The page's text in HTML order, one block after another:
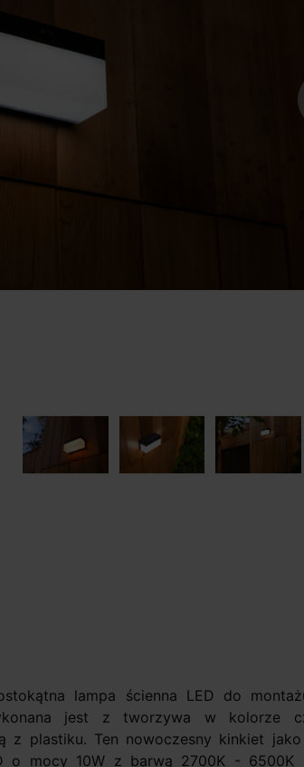
lampa ścienna LED do
jest z tworzywa w kolorze
z plastiku. Ten nowoczesny kinkiet jako
o mocy 10W z barwą 2700K - 6500K